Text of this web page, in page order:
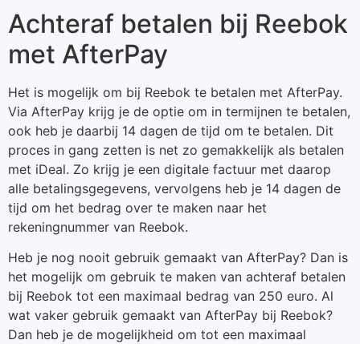
Achteraf betalen bij Reebok
met AfterPay
Het is mogelijk om bij Reebok te betalen met AfterPay.
Via AfterPay krijg je de optie om in termijnen te betalen,
ook heb je daarbij 14 dagen de tijd om te betalen. Dit
proces in gang zetten is net zo gemakkelijk als betalen
met iDeal. Zo krijg je een digitale factuur met daarop
alle betalingsgegevens, vervolgens heb je 14 dagen de
tijd om het bedrag over te maken naar het
rekeningnummer van Reebok.
Heb je nog nooit gebruik gemaakt van AfterPay? Dan is
het mogelijk om gebruik te maken van achteraf betalen
bij Reebok tot een maximaal bedrag van 250 euro. Al
wat vaker gebruik gemaakt van AfterPay bij Reebok?
Dan heb je de mogelijkheid om tot een maximaal